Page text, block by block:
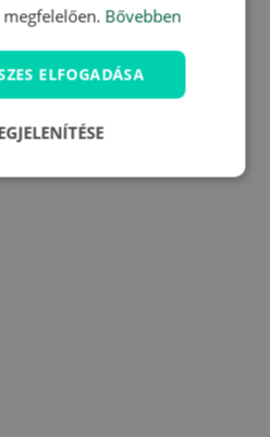
Bővebben
ELFOGADÁSA